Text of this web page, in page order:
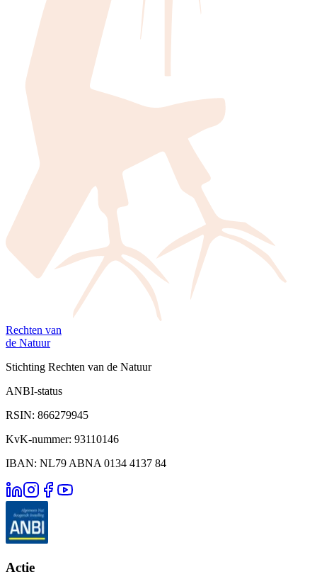
Rechten van
de Natuur
Stichting Rechten van de Natuur
ANBI-status
RSIN: 866279945
KvK-nummer: 93110146
IBAN: NL79 ABNA 0134 4137 84
Actie